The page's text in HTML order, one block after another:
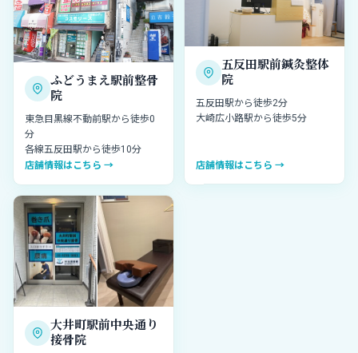
ふどうまえ駅前整骨
院
東急目黒線不動前駅から徒歩0
分
各線五反田駅から徒歩10分
店舗情報はこちら →
五反田駅前鍼灸整体
院
五反田駅から徒歩2分
大崎広小路駅から徒歩5分
店舗情報はこちら →
大井町駅前中央通り
接骨院